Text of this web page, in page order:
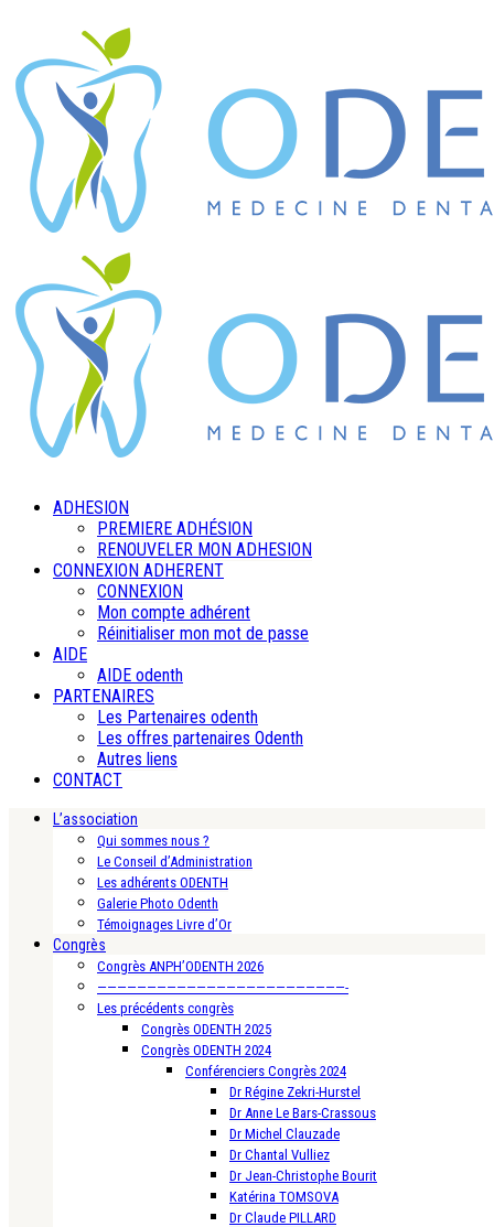
ADHESION
PREMIERE ADHÉSION
RENOUVELER MON ADHESION
CONNEXION ADHERENT
CONNEXION
Mon compte adhérent
Réinitialiser mon mot de passe
AIDE
AIDE odenth
PARTENAIRES
Les Partenaires odenth
Les offres partenaires Odenth
Autres liens
CONTACT
L’association
Qui sommes nous ?
Le Conseil d’Administration
Les adhérents ODENTH
Galerie Photo Odenth
Témoignages Livre d’Or
Congrès
Congrès ANPH’ODENTH 2026
—————————————————————————-
Les précédents congrès
Congrès ODENTH 2025
Congrès ODENTH 2024
Conférenciers Congrès 2024
Dr Régine Zekri-Hurstel
Dr Anne Le Bars-Crassous
Dr Michel Clauzade
Dr Chantal Vulliez
Dr Jean-Christophe Bourit
Katérina TOMSOVA
Dr Claude PILLARD